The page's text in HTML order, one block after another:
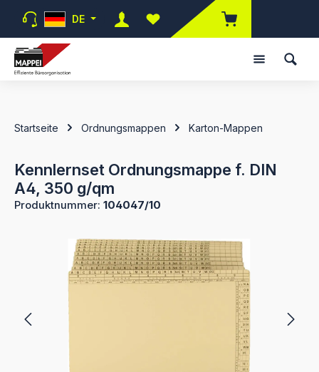
Zum Hauptinhalt springen
DE
Du hast 0 Produkte auf dem
Startseite Ordnungsmappen Karton-Mappen
Kennlernset Ordnungsmappe f. DIN
A4, 350 g/qm
Produktnummer: 104047/10
Bildergalerie überspringen